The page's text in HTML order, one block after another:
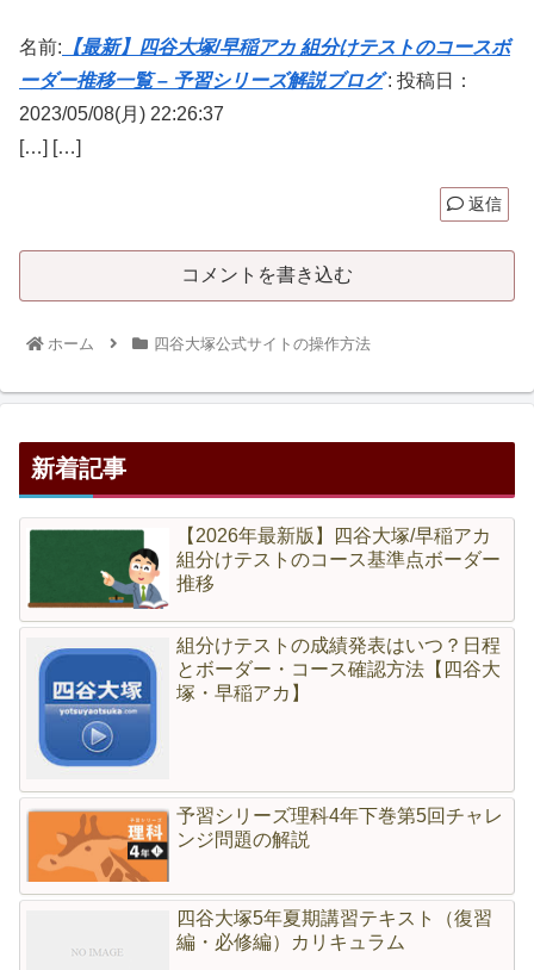
名前: 【最新】四谷大塚/早稲アカ 組分けテストのコースボ
ーダー推移一覧 – 予習シリーズ解説ブログ: 投稿日：
2023/05/08(月) 22:26:37
[…] […]
返信
コメントを書き込む
ホーム 四谷大塚公式サイトの操作方法
新着記事
【2026年最新版】四谷大塚/早稲アカ
組分けテストのコース基準点ボーダー
推移
組分けテストの成績発表はいつ？日程
とボーダー・コース確認方法【四谷大
塚・早稲アカ】
予習シリーズ理科4年下巻第5回チャレ
ンジ問題の解説
四谷大塚5年夏期講習テキスト（復習
編・必修編）カリキュラム